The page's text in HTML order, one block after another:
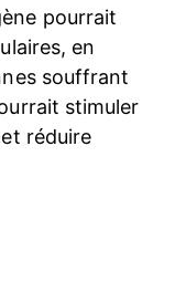
pourrait
en
souffrant
stimuler
réduire